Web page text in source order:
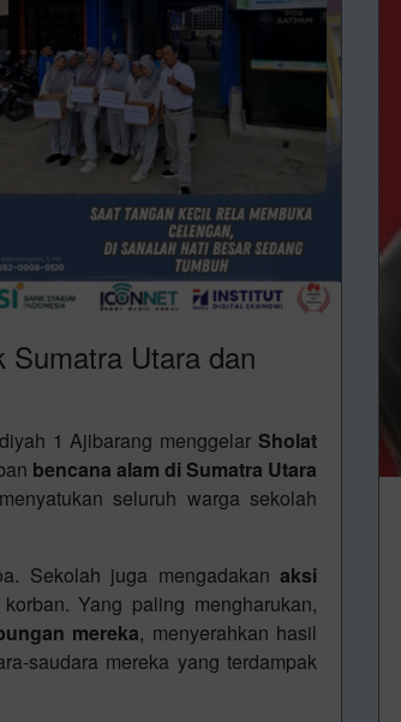
Sumatra Utara dan
1 Ajibarang menggelar Sholat
bencana alam di Sumatra Utara
seluruh warga sekolah
Sekolah juga mengadakan aksi
Yang paling mengharukan,
mereka, menyerahkan hasil
saudara mereka yang terdampak